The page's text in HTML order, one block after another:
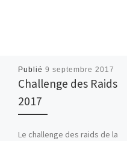
Publié9 septembre 2017
Challenge des Raids
2017
Le challenge des raids de la